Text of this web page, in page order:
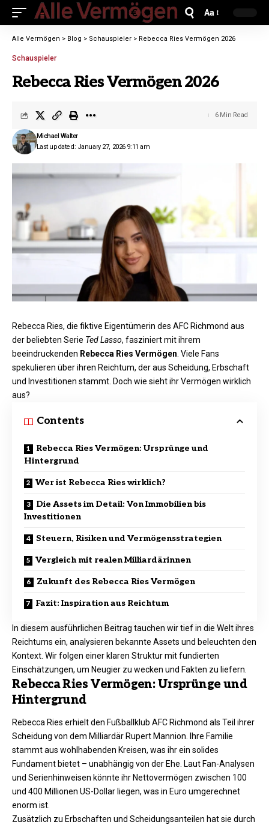
Aa
Alle Vermögen > Blog > Schauspieler > Rebecca Ries Vermögen 2026
Schauspieler
Rebecca Ries Vermögen 2026
Last updated: January 27, 2026 9:11 am
Michael Walter
6 Min Read
Rebecca Ries, die fiktive Eigentümerin des AFC Richmond aus
der beliebten Serie Ted Lasso, fasziniert mit ihrem
beeindruckenden Rebecca Ries Vermögen . Viele Fans
spekulieren über ihren Reichtum, der aus Scheidung, Erbschaft
und Investitionen stammt. Doch wie sieht ihr Vermögen wirklich
aus?​
Contents
Rebecca Ries Vermögen: Ursprünge und
Hintergrund
Wer ist Rebecca Ries wirklich?
Die Assets im Detail: Von Immobilien bis
Investitionen
Steuern, Risiken und Vermögensstrategien
Vergleich mit realen Milliardärinnen
Zukunft des Rebecca Ries Vermögen
Fazit: Inspiration aus Reichtum
In diesem ausführlichen Beitrag tauchen wir tief in die Welt ihres
Reichtums ein, analysieren bekannte Assets und beleuchten den
Kontext. Wir folgen einer klaren Struktur mit fundierten
Einschätzungen, um Neugier zu wecken und Fakten zu liefern.
Rebecca Ries Vermögen: Ursprünge und
Hintergrund
Rebecca Ries erhielt den Fußballklub AFC Richmond als Teil ihrer
Scheidung von dem Milliardär Rupert Mannion. Ihre Familie
stammt aus wohlhabenden Kreisen, was ihr ein solides
Fundament bietet – unabhängig von der Ehe. Laut Fan-Analysen
und Serienhinweisen könnte ihr Nettovermögen zwischen 100
und 400 Millionen US-Dollar liegen, was in Euro umgerechnet
enorm ist.
Zusätzlich zu Erbschaften und Scheidungsanteilen hat sie durch